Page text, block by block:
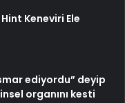
Keneviri Ele
ediyordu” deyip
organını kesti